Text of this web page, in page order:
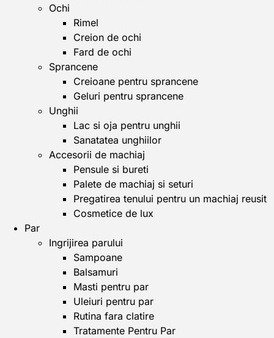
Ochi
Rimel
Creion de ochi
Fard de ochi
Sprancene
Creioane pentru sprancene
Geluri pentru sprancene
Unghii
Lac si oja pentru unghii
Sanatatea unghiilor
Accesorii de machiaj
Pensule si bureti
Palete de machiaj si seturi
Pregatirea tenului pentru un machiaj reusit
Cosmetice de lux
Par
Ingrijirea parului
Sampoane
Balsamuri
Masti pentru par
Uleiuri pentru par
Rutina fara clatire
Tratamente Pentru Par